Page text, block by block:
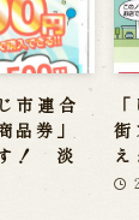
市連合
品券」
！ 淡
街
え